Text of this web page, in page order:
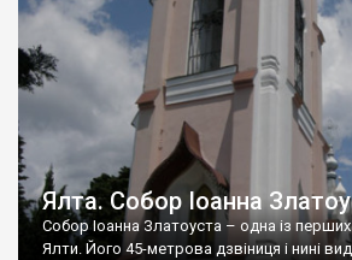
Ялта. Собор Іоанна
Собор Іоанна Златоуста – одна із
Ялти. Його 45-метрова дзвіниця і нині